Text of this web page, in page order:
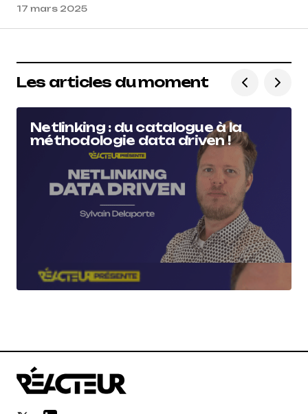
17 mars 2025
Les articles du moment
Netlinking : du catalogue à la
méthodologie data driven !